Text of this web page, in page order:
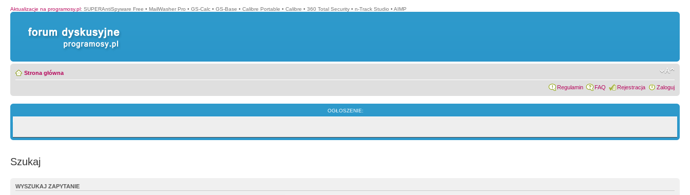
Aktualizacje na programosy.pl: SUPERAntiSpyware Free • MailWasher Pro • GS-Calc • GS-Base • Calibre Portable • Calibre • 360 Total Security • n-Track Studio • AIMP
Strona główna
Regulamin FAQ Rejestracja Zaloguj
OGŁOSZENIE:
Szukaj
WYSZUKAJ ZAPYTANIE